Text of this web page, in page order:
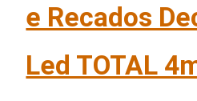
e Recados
Led TOTAL